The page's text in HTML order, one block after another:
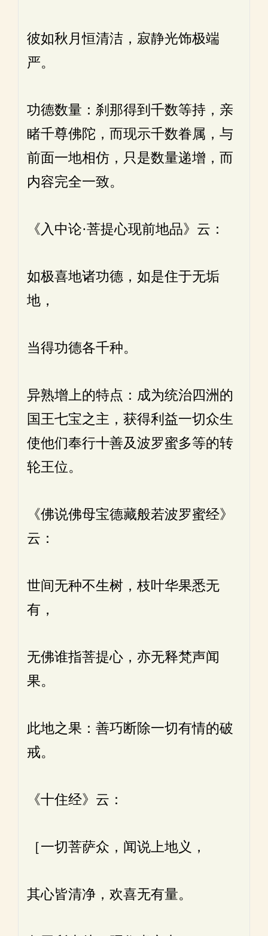
彼如秋月恒清洁，寂静光饰极端
严。
功德数量：刹那得到千数等持，亲
睹千尊佛陀，而现示千数眷属，与
前面一地相仿，只是数量递增，而
内容完全一致。
《入中论·菩提心现前地品》云：
如极喜地诸功德，如是住于无垢
地，
当得功德各千种。
异熟增上的特点：成为统治四洲的
国王七宝之主，获得利益一切众生
使他们奉行十善及波罗蜜多等的转
轮王位。
《佛说佛母宝德藏般若波罗蜜经》
云：
世间无种不生树，枝叶华果悉无
有，
无佛谁指菩提心，亦无释梵声闻
果。
此地之果：善巧断除一切有情的破
戒。
《十住经》云：
［一切菩萨众，闻说上地义，
其心皆清净，欢喜无有量。